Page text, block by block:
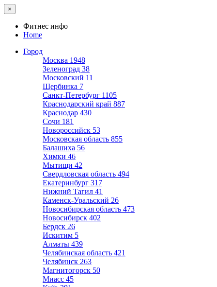
×
Фитнес инфо
Home
Город
Москва 1948
Зеленоград 38
Московский 11
Щербинка 7
Санкт-Петербург 1105
Краснодарский край 887
Краснодар 430
Сочи 181
Новороссийск 53
Московская область 855
Балашиха 56
Химки 46
Мытищи 42
Свердловская область 494
Екатеринбург 317
Нижний Тагил 41
Каменск-Уральский 26
Новосибирская область 473
Новосибирск 402
Бердск 26
Искитим 5
Алматы 439
Челябинская область 421
Челябинск 263
Магнитогорск 50
Миасс 45